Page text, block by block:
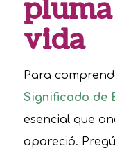
vida
Para
Significado de
esencial que
apareció.